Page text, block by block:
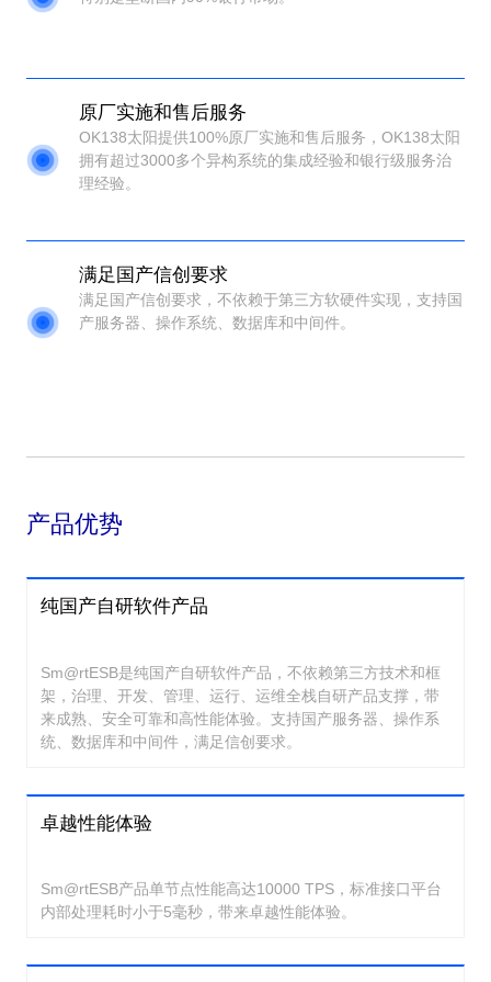
原厂实施和售后服务
OK138太阳提供100%原厂实施和售后服务，OK138太阳
拥有超过3000多个异构系统的集成经验和银行级服务治
理经验。
满足国产信创要求
满足国产信创要求，不依赖于第三方软硬件实现，支持国
产服务器、操作系统、数据库和中间件。
产品优势
纯国产自研软件产品
Sm@rtESB是纯国产自研软件产品，不依赖第三方技术和框
架，治理、开发、管理、运行、运维全栈自研产品支撑，带
来成熟、安全可靠和高性能体验。支持国产服务器、操作系
统、数据库和中间件，满足信创要求。
卓越性能体验
Sm@rtESB产品单节点性能高达10000 TPS，标准接口平台
内部处理耗时小于5毫秒，带来卓越性能体验。